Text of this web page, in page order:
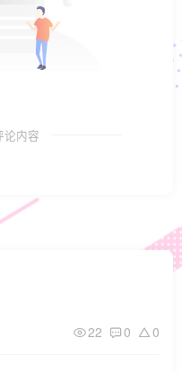
论内容
22 0 0